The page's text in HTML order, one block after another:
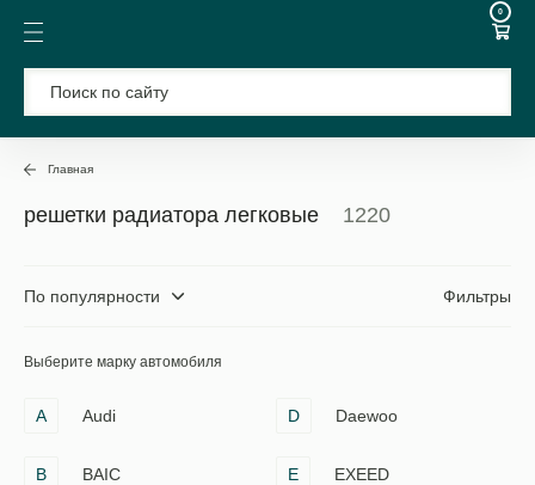
0
Главная
решетки радиатора легковые 1220
По популярности Фильтры
Выберите марку автомобиля
A Audi
B
BAIC
D Daewoo
E EXEED